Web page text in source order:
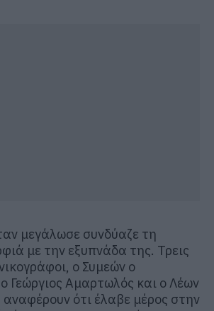
μεγάλωσε συνδύαζε τη
με την εξυπνάδα της. Τρεις
ο Συμεών ο
Γεώργιος Αμαρτωλός και ο Λέων
αναφέρουν ότι έλαβε μέρος στην